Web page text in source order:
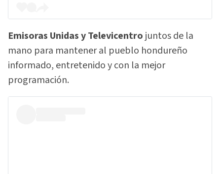
Emisoras Unidas y Televicentro juntos de la
mano para mantener al pueblo hondureño
informado, entretenido y con la mejor
programación.